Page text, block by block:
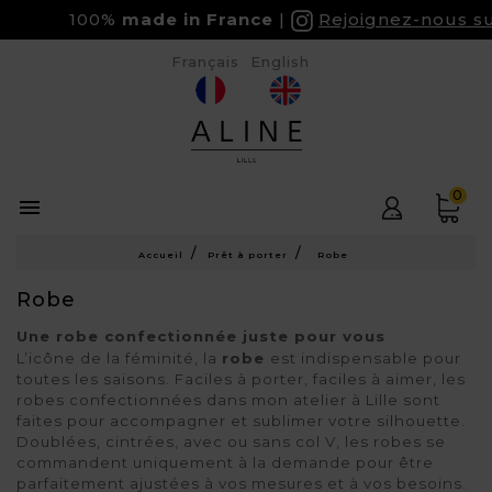
100%made in France Rejoignez-nous
 0
Français English
Accueil Prêt à porter Robe
Robe
Une robe confectionnée juste pour vous
L’icône de la féminité, la robe est indispensable pour
toutes les saisons. Faciles à porter, faciles à aimer, les
robes confectionnées dans mon atelier à Lille sont
faites pour accompagner et sublimer votre silhouette.
Doublées, cintrées, avec ou sans col V, les robes se
commandent uniquement à la demande pour être
parfaitement ajustées à vos mesures et à vos besoins.